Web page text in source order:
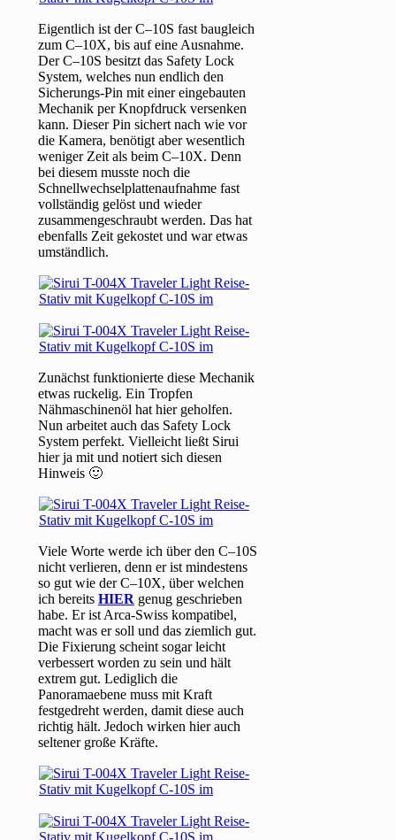
Eigentlich ist der C–10S fast baugleich
zum C–10X, bis auf eine Ausnahme.
Der C–10S besitzt das Safety Lock
System, welches nun endlich den
Sicherungs-Pin mit einer eingebauten
Mechanik per Knopfdruck versenken
kann. Dieser Pin sichert nach wie vor
die Kamera, benötigt aber wesentlich
weniger Zeit als beim C–10X. Denn
bei diesem musste noch die
Schnellwechselplattenaufnahme fast
vollständig gelöst und wieder
zusammengeschraubt werden. Das hat
ebenfalls Zeit gekostet und war etwas
umständlich.
Zunächst funktionierte diese Mechanik
etwas ruckelig. Ein Tropfen
Nähmaschinenöl hat hier geholfen.
Nun arbeitet auch das Safety Lock
System perfekt. Vielleicht ließt Sirui
hier ja mit und notiert sich diesen
Hinweis 🙂
Viele Worte werde ich über den C–10S
nicht verlieren, denn er ist mindestens
so gut wie der C–10X, über welchen
ich bereitsHIER genug geschrieben
habe. Er ist Arca-Swiss kompatibel,
macht was er soll und das ziemlich gut.
Die Fixierung scheint sogar leicht
verbessert worden zu sein und hält
extrem gut. Lediglich die
Panoramaebene muss mit Kraft
festgedreht werden, damit diese auch
richtig hält. Jedoch wirken hier auch
seltener große Kräfte.